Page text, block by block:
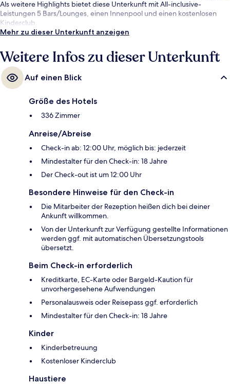
Als weitere Highlights bietet diese Unterkunft mit All-inclusive-
Leistungen 5 Bars/Lounges, einen Innenpool und einen kostenlosen
Kinderclub.
Mehr zu dieser Unterkunft anzeigen
Weitere Infos zu dieser Unterkunft
Auf einen Blick
Größe des Hotels
336 Zimmer
Anreise/Abreise
Check-in ab: 12:00 Uhr, möglich bis: jederzeit
Mindestalter für den Check-in: 18 Jahre
Der Check-out ist um 12:00 Uhr
Besondere Hinweise für den Check-in
Die Mitarbeiter der Rezeption heißen dich bei deiner
Ankunft willkommen.
Von der Unterkunft zur Verfügung gestellte Informationen
werden ggf. mit automatischen Übersetzungstools
übersetzt.
Beim Check-in erforderlich
Kreditkarte, EC-Karte oder Bargeld-Kaution für
unvorhergesehene Aufwendungen
Personalausweis oder Reisepass ggf. erforderlich
Mindestalter für den Check-in: 18 Jahre
Kinder
Kinderbetreuung
Kostenloser Kinderclub
Haustiere